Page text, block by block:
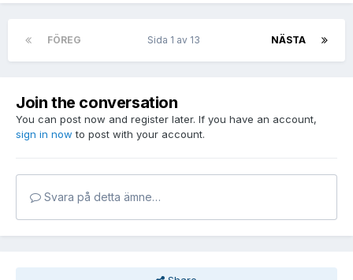
FÖREG NÄSTA
Sida 1 av 13
Join the conversation
You can post now and register later. If you have an account,
sign in now to post with your account.
Svara på detta ämne…